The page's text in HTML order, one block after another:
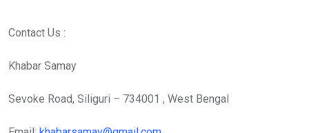
Contact Us :
Khabar Samay
Sevoke Road, Siliguri – 734001 , West Bengal